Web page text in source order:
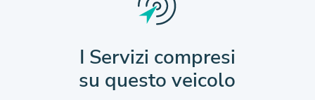
I Servizi compresi
su questo veicolo